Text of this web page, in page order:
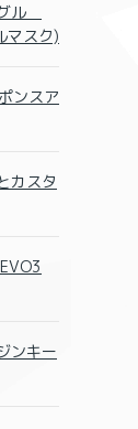
ル
マスク)
ンスア
カスタ
ンキー